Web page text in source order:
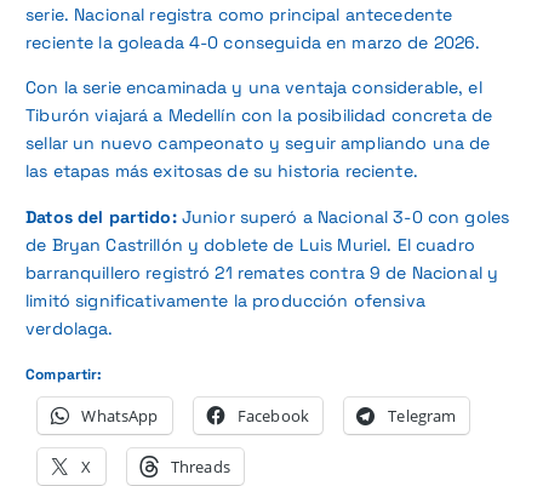
serie. Nacional registra como principal antecedente
reciente la goleada 4-0 conseguida en marzo de 2026.
Con la serie encaminada y una ventaja considerable, el
Tiburón viajará a Medellín con la posibilidad concreta de
sellar un nuevo campeonato y seguir ampliando una de
las etapas más exitosas de su historia reciente.
Datos del partido:Junior superó a Nacional 3-0 con goles
de Bryan Castrillón y doblete de Luis Muriel. El cuadro
barranquillero registró 21 remates contra 9 de Nacional y
limitó significativamente la producción ofensiva
verdolaga.
Compartir:
WhatsApp Facebook Telegram
X Threads